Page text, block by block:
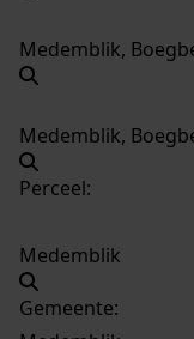
Medemblik,
Medemblik,
Perceel:
Medemblik
Gemeente: